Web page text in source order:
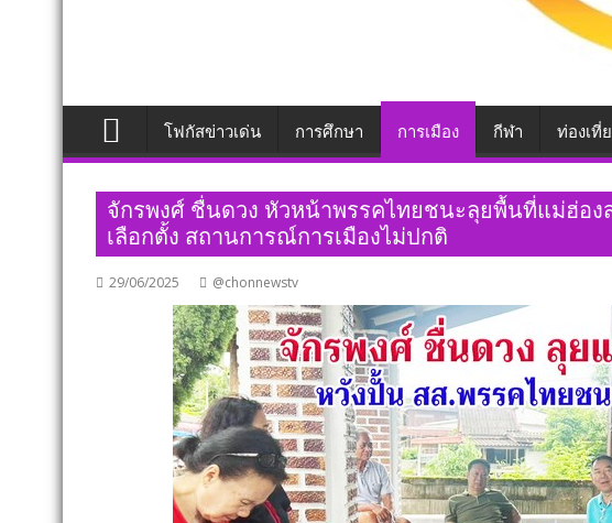
โฟกัสข่าวเด่น การศึกษา การเมือง กีฬา ท่องเที่
จักรพงศ์ ชื่นดวง หัวหน้าพรรคไทยชนะลุยพื้นที่แม่ฮ่อง
เลือกตั้ง สถานการณ์การเมืองไม่ปกติ
29/06/2025 @chonnewstv